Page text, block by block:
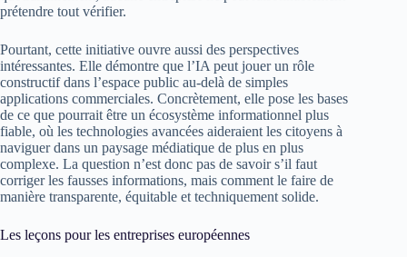
prétendre tout vérifier.
Pourtant, cette initiative ouvre aussi des perspectives
intéressantes. Elle démontre que l’IA peut jouer un rôle
constructif dans l’espace public au-delà de simples
applications commerciales. Concrètement, elle pose les bases
de ce que pourrait être un écosystème informationnel plus
fiable, où les technologies avancées aideraient les citoyens à
naviguer dans un paysage médiatique de plus en plus
complexe. La question n’est donc pas de savoir s’il faut
corriger les fausses informations, mais comment le faire de
manière transparente, équitable et techniquement solide.
Les leçons pour les entreprises européennes